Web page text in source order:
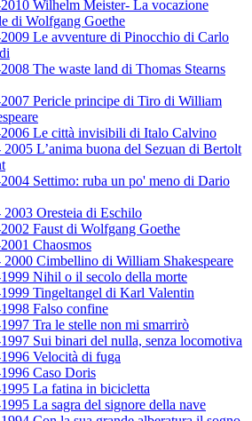
Wilhelm Meister- La vocazione
di Wolfgang Goethe
Le avventure di Pinocchio di Carlo
The waste land di Thomas Stearns
Pericle principe di Tiro di William
Le città invisibili di Italo Calvino
2005 L’anima buona del Sezuan di Bertolt
Settimo: ruba un po' meno di Dario
2003 Oresteia di Eschilo
Faust di Wolfgang Goethe
Chaosmos
2000 Cimbellino di William Shakespeare
Nihil o il secolo della morte
Tingeltangel di Karl Valentin
Falso confine
Tra le stelle non mi smarrirò
Sui binari del nulla, senza locomotiva
Velocità di fuga
Caso Doris
La fatina in bicicletta
La sagra del signore della nave